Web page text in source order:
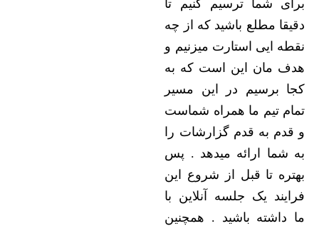
برای شما ترسیم کنیم تا
دقیقا مطلع باشید که از چه
نقطه ایی استارت میزنیم و
هدف مان این است که به
کجا برسیم در این مسیر
تمام تیم ما همراه شماست
و قدم به قدم گزارشات را
به شما ارائه میدهد . پس
بهتره تا قبل از شروع این
فرایند یک جلسه آنلاین با
ما داشته باشید . همچنین